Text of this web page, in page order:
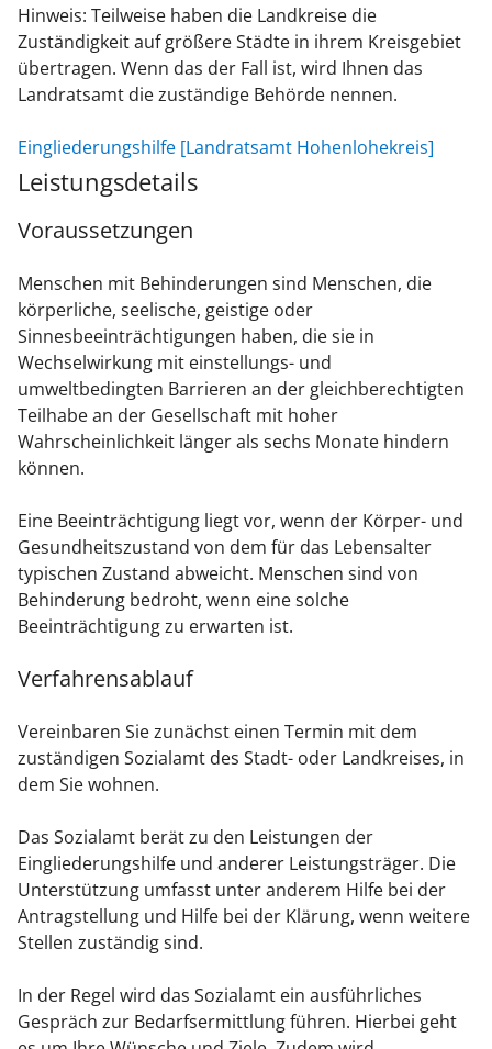
Hinweis: Teilweise haben die Landkreise die
Zuständigkeit auf größere Städte in ihrem Kreisgebiet
übertragen. Wenn das der Fall ist, wird Ihnen das
Landratsamt die zuständige Behörde nennen.
Eingliederungshilfe [Landratsamt Hohenlohekreis]
Leistungsdetails
Voraussetzungen
Menschen mit Behinderungen sind Menschen, die
körperliche, seelische, geistige oder
Sinnesbeeinträchtigungen haben, die sie in
Wechselwirkung mit einstellungs- und
umweltbedingten Barrieren an der gleichberechtigten
Teilhabe an der Gesellschaft mit hoher
Wahrscheinlichkeit länger als sechs Monate hindern
können.
Eine Beeinträchtigung liegt vor, wenn der Körper- und
Gesundheitszustand von dem für das Lebensalter
typischen Zustand abweicht. Menschen sind von
Behinderung bedroht, wenn eine solche
Beeinträchtigung zu erwarten ist.
Verfahrensablauf
Vereinbaren Sie zunächst einen Termin mit dem
zuständigen Sozialamt des Stadt- oder Landkreises, in
dem Sie wohnen.
Das Sozialamt berät zu den Leistungen der
Eingliederungshilfe und anderer Leistungsträger. Die
Unterstützung umfasst unter anderem Hilfe bei der
Antragstellung und Hilfe bei der Klärung, wenn weitere
Stellen zuständig sind.
In der Regel wird das Sozialamt ein ausführliches
Gespräch zur Bedarfsermittlung führen. Hierbei geht